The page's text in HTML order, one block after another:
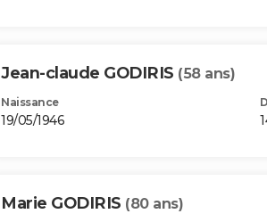
Jean-claude GODIRIS (58 ans)
Naissance
19/05/1946
Marie GODIRIS (80 ans)